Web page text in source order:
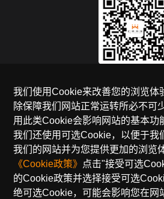
我们使用Cookie来改善您的浏览体
除保障我们网站正常运转所必不可
用此类Cookie会影响网站的基本功
我们还使用可选Cookie，以便于我
我们的网站并为您提供更加的浏览
《Cookie政策》 点击"接受可选
的Cookie政策并选择接受可选
绝可选Cookie，可能会影响您在网
全国免费服务
400-990-
邮箱：
友情链接：千目 汇客云 云盯